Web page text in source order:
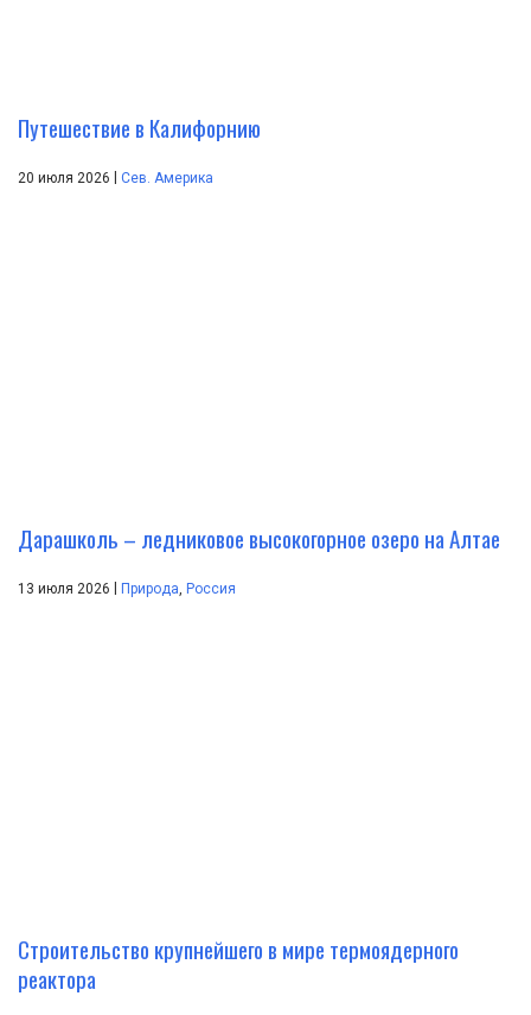
Путешествие в Калифорнию
20 июля 2026 Сев. Америка
Дарашколь – ледниковое высокогорное озеро на Алтае
13 июля 2026 | Природа Россия
Строительство крупнейшего в мире термоядерного
реактора